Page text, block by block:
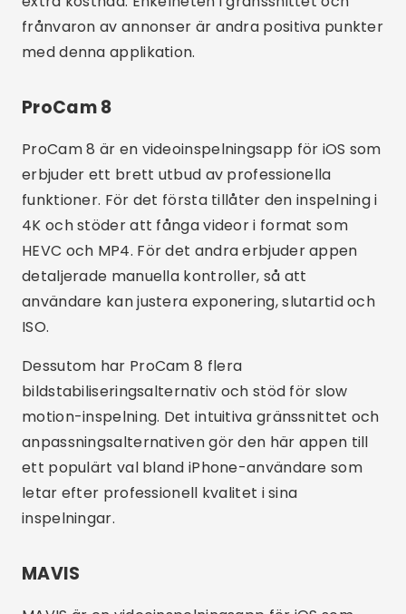
ett populärt val bland iPhone-användare som
letar efter professionell kvalitet i sina
MAVIS
MAVIS är en videoinspelningsapp för iOS som
erbjuder avancerad funktionalitet för
filmskapare och videoproffs. För det första
tillåter den 4K-inspelning med ett brett utbud
av manuella kontroller, inklusive fokus,
exponering och vitbalans. För det andra stöder
appen inspelning med varierande
slowmotion eller snabba videor.
Reklam - SpotAds
Dessutom erbjuder MAVIS stöd för professionella
tillbehör som externa mikrofoner och monitorer.
Gränssnittet är mycket anpassningsbart, vilket
gör att användarna kan justera inställningarna
efter sina preferenser. Inspelningskvaliteten och
till ett utmärkt val för att spela in videor av hög